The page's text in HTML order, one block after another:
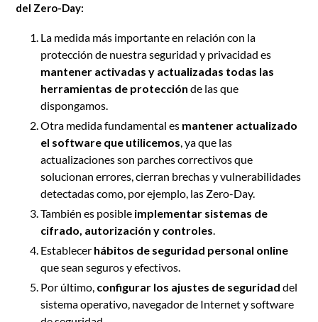
del Zero-Day:
La medida más importante en relación con la
protección de nuestra seguridad y privacidad es
mantener activadas y actualizadas todas las
herramientas de protección de las que
dispongamos.
Otra medida fundamental es mantener actualizado
el software que utilicemos, ya que las
actualizaciones son parches correctivos que
solucionan errores, cierran brechas y vulnerabilidades
detectadas como, por ejemplo, las Zero-Day.
También es posible implementar sistemas de
cifrado, autorización y controles.
Establecer hábitos de seguridad personal online
que sean seguros y efectivos.
Por último, configurar los ajustes de seguridad del
sistema operativo, navegador de Internet y software